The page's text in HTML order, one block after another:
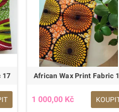
17 African Wax Print Fabric
1 000,00 Kč